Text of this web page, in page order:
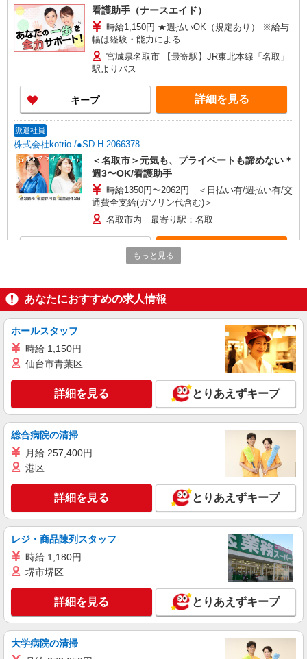
看護助手（ナースエイド）
時給1,150円 ★週払いOK（規定あり） ※給与
幅は経験・能力による
宮城県名取市 【最寄駅】JR東北本線「名取」
駅よりバス
キープ 詳細を見る
派遣社員
株式会社kotrio /●SD-H-2066378
＜名取市＞元気も、プライベートも諦めない＊
週3〜OK/看護助手
時給1350円〜2062円 ＜日払い有/週払い有/交
通費全支給(ガソリン代含む)＞
名取市内 最寄り駅：名取
株式会社kotrio /●SD-H-1975103
名取市｜看護師さんのサポートスタッフ募集♪
時給1350円〜2062円 ＜日払い有/週払い有/交
キープ 詳細を見る
派遣社員
株式会社kotrio /●SD-H-1983720
名取市＊看護助手＊日払いOK！推し活の軍資
時給1350円〜2062円 ＜日払い有/週払い有/交
通費全支給(ガソリン代含む)＞
名取市 ＊車通勤OK
キープ 詳細を見る
株式会社kotrio /●SD-H-2066717
高収入を目指したい方必見！未経験でも日収1
万〜可！看護助手
時給1350円〜2062円 ＜日払い有/週払い有/交
通費全支給(ガソリン代含む)＞
もっと見る
あなたにおすすめの求人情報
ホールスタッフ
時給 1,150円
仙台市青葉区
詳細を見る とりあえずキープ
総合病院の清掃
月給 257,400円
港区
詳細を見る とりあえずキープ
レジ・商品陳列スタッフ
時給 1,180円
堺市堺区
詳細を見る とりあえずキープ
大学病院の清掃